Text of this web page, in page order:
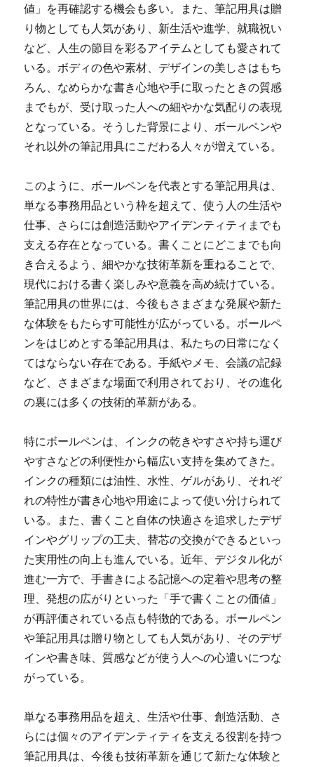
値」を再確認する機会も多い。また、筆記用具は贈
り物としても人気があり、新生活や進学、就職祝い
など、人生の節目を彩るアイテムとしても愛されて
いる。ボディの色や素材、デザインの美しさはもち
ろん、なめらかな書き心地や手に取ったときの質感
までもが、受け取った人への細やかな気配りの表現
となっている。そうした背景により、ボールペンや
それ以外の筆記用具にこだわる人々が増えている。
このように、ボールペンを代表とする筆記用具は、
単なる事務用品という枠を超えて、使う人の生活や
仕事、さらには創造活動やアイデンティティまでも
支える存在となっている。書くことにどこまでも向
き合えるよう、細やかな技術革新を重ねることで、
現代における書く楽しみや意義を高め続けている。
筆記用具の世界には、今後もさまざまな発展や新た
な体験をもたらす可能性が広がっている。ボールペ
ンをはじめとする筆記用具は、私たちの日常になく
てはならない存在である。手紙やメモ、会議の記録
など、さまざまな場面で利用されており、その進化
の裏には多くの技術的革新がある。
特にボールペンは、インクの乾きやすさや持ち運び
やすさなどの利便性から幅広い支持を集めてきた。
インクの種類には油性、水性、ゲルがあり、それぞ
れの特性が書き心地や用途によって使い分けられて
いる。また、書くこと自体の快適さを追求したデザ
インやグリップの工夫、替芯の交換ができるといっ
た実用性の向上も進んでいる。近年、デジタル化が
進む一方で、手書きによる記憶への定着や思考の整
理、発想の広がりといった「手で書くことの価値」
が再評価されている点も特徴的である。ボールペン
や筆記用具は贈り物としても人気があり、そのデザ
インや書き味、質感などが使う人への心遣いにつな
がっている。
単なる事務用品を超え、生活や仕事、創造活動、さ
らには個々のアイデンティティを支える役割を持つ
筆記用具は、今後も技術革新を通じて新たな体験と